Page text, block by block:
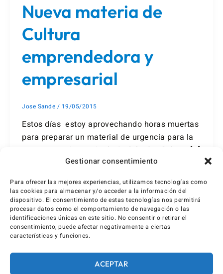
Gestionar consentimiento
Para ofrecer las mejores experiencias, utilizamos tecnologías como
las cookies para almacenar y/o acceder a la información del
dispositivo. El consentimiento de estas tecnologías nos permitirá
procesar datos como el comportamiento de navegación o las
identificaciones únicas en este sitio. No consentir o retirar el
consentimiento, puede afectar negativamente a ciertas
características y funciones.
ACEPTAR
Nueva materia de
Cultura
emprendedora y
empresarial
Jose Sande / 19/05/2015
Estos días estoy aprovechando horas muertas
para preparar un material de urgencia para la
nueva materia propia de Andalucía «Cultura […]